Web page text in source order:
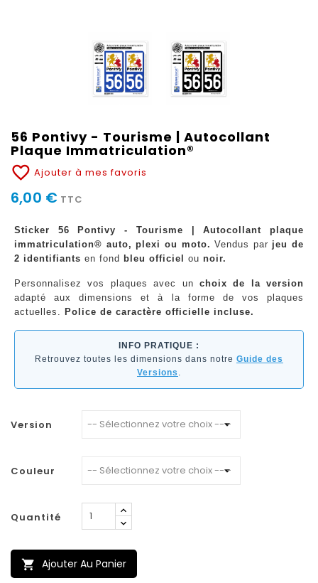
56 Pontivy - Tourisme | Autocollant
Plaque Immatriculation®
favorite_border Ajouter à mes favoris
6,00 € TTC
Sticker 56 Pontivy - Tourisme | Autocollant plaque
immatriculation® auto, plexi ou moto. Vendus par jeu de
2 identifiants en fond bleu officiel ou noir.
Personnalisez vos plaques avec un choix de la version
adapté aux dimensions et à la forme de vos plaques
actuelles. Police de caractère officielle incluse.
INFO PRATIQUE :
Retrouvez toutes les dimensions dans notre Guide des
Versions .
Version
Couleur
Quantité
 Ajouter Au Panier